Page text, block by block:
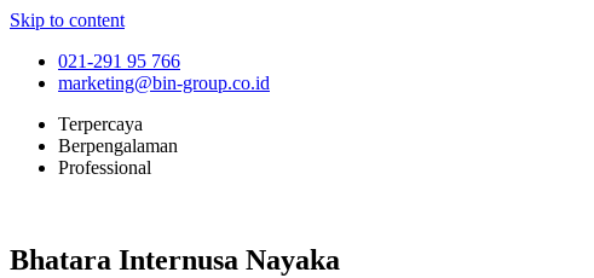
Skip to content
021-291 95 766
marketing@bin-group.co.id
Terpercaya
Berpengalaman
Professional
Bhatara Internusa Nayaka